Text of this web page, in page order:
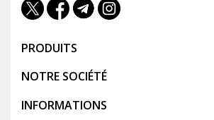
PRODUITS
NOTRE SOCIÉTÉ
INFORMATIONS